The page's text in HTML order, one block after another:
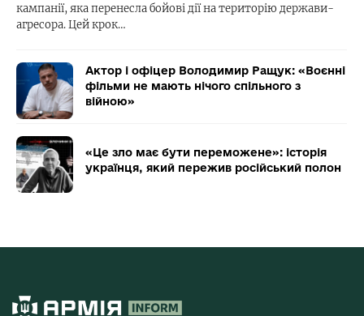
кампанії, яка перенесла бойові дії на територію держави-
агресора. Цей крок…
Актор і офіцер Володимир Ращук: «Воєнні
фільми не мають нічого спільного з
війною»
«Це зло має бути переможене»: історія
українця, який пережив російський полон